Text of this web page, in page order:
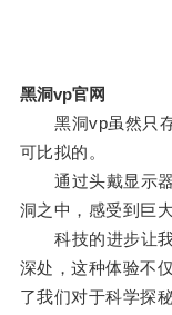
黑洞vp官网
黑洞vp虽然只存
可比拟的。
通过头戴显示器
洞之中，感受到巨
科技的进步让我
深处，这种体验不
了我们对于科学探